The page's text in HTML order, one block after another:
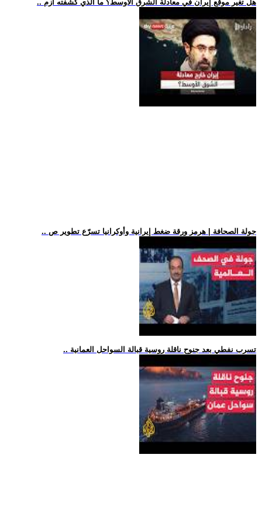
.. هل تغير موقع إيران في معادلة الشرق الأوسط؟ ما الذي كشفته أزم
.. جولة الصحافة | هرمز ورقة ضغط إيرانية وأوكرانيا تسرّع تطوير ص
.. تسرب نفطي بعد جنوح ناقلة روسية قبالة السواحل العمانية